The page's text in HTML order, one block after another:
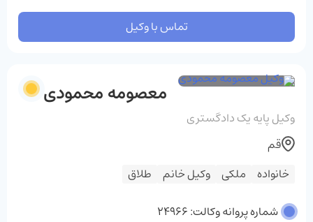
تماس با وکیل
معصومه محمودی
وکیل پایه یک دادگستری
خانواده ملکی وکیل خانم طلاق
قم
شماره پروانه وکالت: 24966